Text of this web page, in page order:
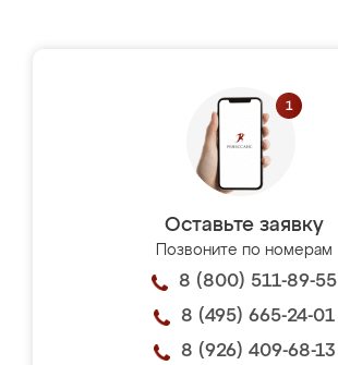
Оставьте заявку
Позвоните по номерам
8 (800) 511-89-55
8 (495) 665-24-01
8 (926) 409-68-13